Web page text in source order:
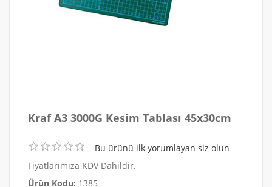
Kraf A3 3000G Kesim Tablası 45x30cm
Bu ürünü ilk yorumlayan siz olun
Fiyatlarımıza KDV Dahildir.
Ürün Kodu: 1385